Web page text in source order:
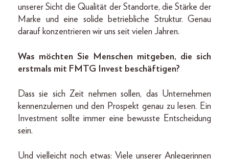
unserer Sicht die Qualität der Standorte, die Stärke der
Marke und eine solide betriebliche Struktur. Genau
darauf konzentrieren wir uns seit vielen Jahren.
Was möchten Sie Menschen mitgeben, die sich
erstmals mit FMTG Invest beschäftigen?
Dass sie sich Zeit nehmen sollen, das Unternehmen
kennenzulernen und den Prospekt genau zu lesen. Ein
Investment sollte immer eine bewusste Entscheidung
sein.
Und vielleicht noch etwas: Viele unserer Anlegerinnen